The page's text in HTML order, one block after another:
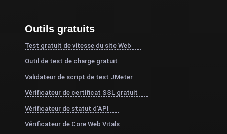
Outils gratuits
Test gratuit de vitesse du site Web
Outil de test de charge gratuit
Validateur de script de test JMeter
Vérificateur de certificat SSL gratuit
Vérificateur de statut d'API
Vérificateur de Core Web Vitals